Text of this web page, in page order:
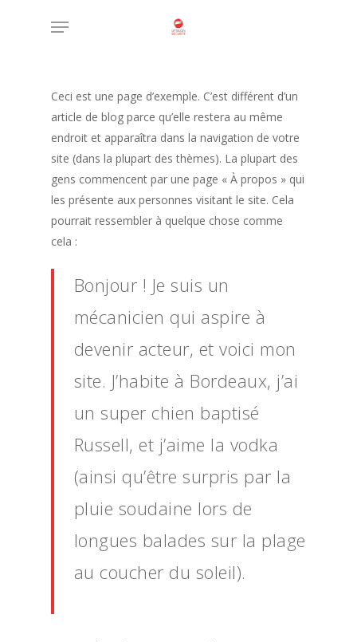
Menu
Ceci est une page d’exemple. C’est différent d’un
article de blog parce qu’elle restera au même
endroit et apparaîtra dans la navigation de votre
site (dans la plupart des thèmes). La plupart des
gens commencent par une page « À propos » qui
les présente aux personnes visitant le site. Cela
pourrait ressembler à quelque chose comme
cela :
Bonjour ! Je suis un
mécanicien qui aspire à
devenir acteur, et voici mon
site. J’habite à Bordeaux, j’ai
un super chien baptisé
Russell, et j’aime la vodka
(ainsi qu’être surpris par la
pluie soudaine lors de
longues balades sur la plage
au coucher du soleil).